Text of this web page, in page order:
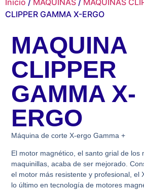
Inicio / MAQUINAS / MAQUINAS
CLIPPER GAMMA X-ERGO
MAQUINA
CLIPPER
GAMMA X-
ERGO
Máquina de corte X-ergo Gamma +
El motor magnético, el santo grial de los
maquinillas, acaba de ser mejorado.
el motor más resistente y profesional, el
lo último en tecnología de motores